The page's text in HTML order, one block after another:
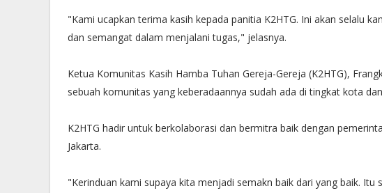
"Kami ucapkan terima kasih kepada panitia K2HTG. Ini akan selalu
dan semangat dalam menjalani tugas," jelasnya.
Ketua Komunitas Kasih Hamba Tuhan Gereja-Gereja (K2HTG),
sebuah komunitas yang keberadaannya sudah ada di tingkat kota
K2HTG hadir untuk berkolaborasi dan bermitra baik dengan
Jakarta.
"Kerinduan kami supaya kita menjadi semakn baik dari yang baik.